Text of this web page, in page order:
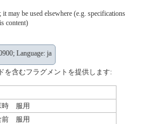
may be used elsewhere (e.g. specifications
content)
Language: ja
を含むフラグメントを提供します:
時 服用
前 服用